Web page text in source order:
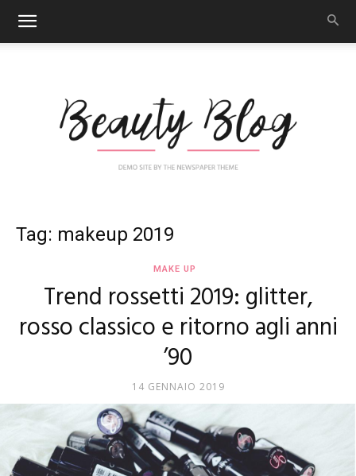
Art
Tag: makeup 2019
MAKE UP
Trend rossetti 2019: glitter,
rosso classico e ritorno agli anni
’90
14 GENNAIO 2019